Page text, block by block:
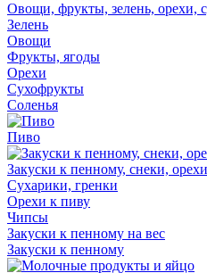
Овощи, фрукты, зелень, орехи,
Зелень
Овощи
Фрукты, ягоды
Орехи
Сухофрукты
Соленья
Пиво
Закуски к пенному, снеки,
Сухарики, гренки
Орехи к пиву
Чипсы
Закуски к пенному на вес
Закуски к пенному